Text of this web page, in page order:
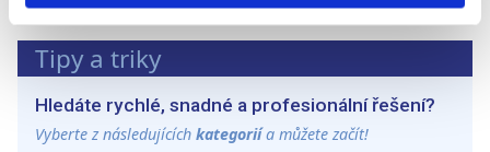
části Prohlášení o souborech cookie.
K personalizaci obsahu a reklam, poskytování funkcí
soubory cookie. Informace o tom, jak náš web používáte,
sdílíme se svými partnery pro sociální média, inzerci a
Tipy a triky
Hledáte rychlé, snadné a profesionální řešení?
Vyberte z následujících kategoriía můžete začít!